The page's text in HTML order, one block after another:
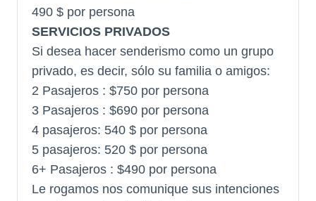
490 $ por persona
SERVICIOS PRIVADOS
Si desea hacer senderismo como un grupo
privado, es decir, sólo su familia o amigos:
2 Pasajeros : $750 por persona
3 Pasajeros : $690 por persona
4 pasajeros: 540 $ por persona
5 pasajeros: 520 $ por persona
6+ Pasajeros : $490 por persona
Le rogamos nos comunique sus intenciones